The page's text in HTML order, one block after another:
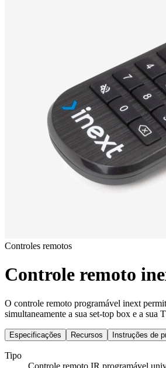
Controles remotos
Controle remoto
O controle remoto programável inext
simultaneamente a sua set-top box e a sua
Especificações Recursos Instruções de
Tipo
Controle remoto IR programável